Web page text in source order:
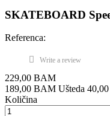
SKATEBOARD
Referenca:
Write a review
229,00 BAM
189,00 BAM Ušteda
Količina